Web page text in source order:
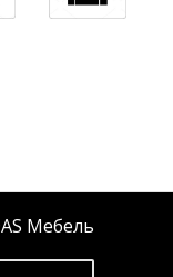
Мебель